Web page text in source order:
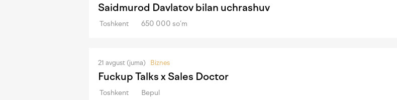
Saidmurod Davlatov bilan uchrashuv
Toshkent 650 000 so‘m
21 avgust (juma) Biznes
Fuckup Talks x Sales Doctor
Toshkent Bepul